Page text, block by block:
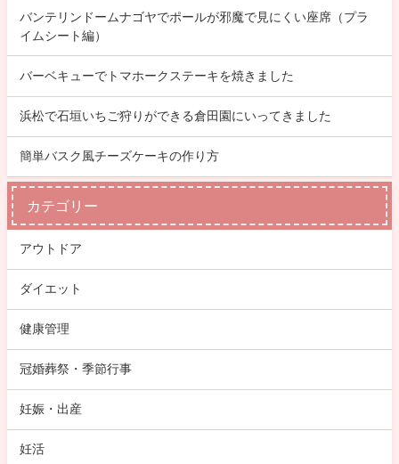
バンテリンドームナゴヤでポールが邪魔で見にくい座席（プラ
イムシート編）
バーベキューでトマホークステーキを焼きました
浜松で石垣いちご狩りができる倉田園にいってきました
簡単バスク風チーズケーキの作り方
カテゴリー
アウトドア
ダイエット
健康管理
冠婚葬祭・季節行事
妊娠・出産
妊活